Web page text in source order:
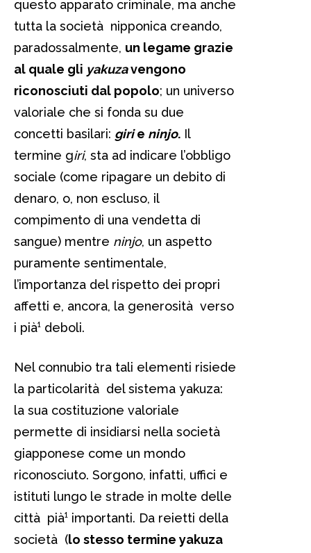
questo apparato criminale, ma anche
tutta la società nipponica creando,
paradossalmente, un legame grazie
al quale gli yakuzavengono
riconosciuti dal popolo; un universo
valoriale che si fonda su due
concetti basilari: girie ninjo. Il
termine giri, sta ad indicare l’obbligo
sociale (come ripagare un debito di
denaro, o, non escluso, il
compimento di una vendetta di
sangue) mentre ninjo, un aspetto
puramente sentimentale,
l’importanza del rispetto dei propri
affetti e, ancora, la generosità verso
i pià¹ deboli.
Nel connubio tra tali elementi risiede
la particolarità del sistema yakuza:
la sua costituzione valoriale
permette di insidiarsi nella società
giapponese come un mondo
riconosciuto. Sorgono, infatti, uffici e
istituti lungo le strade in molte delle
città pià¹ importanti. Da reietti della
società (lo stesso termine yakuza